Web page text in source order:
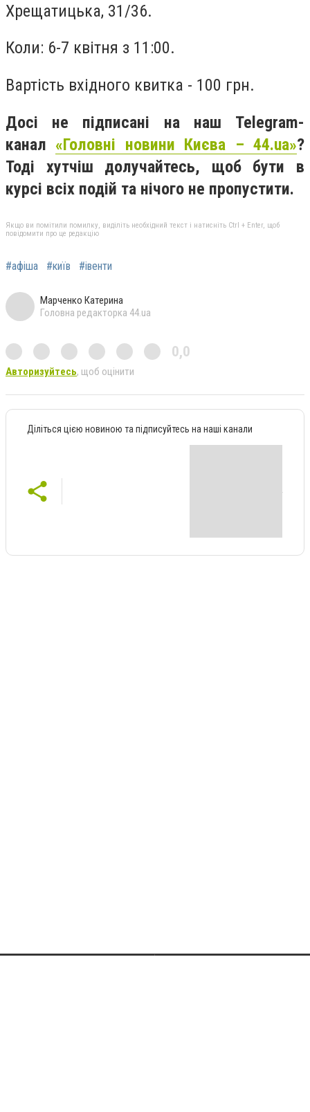
Хрещатицька, 31/36.
Коли: 6-7 квітня з 11:00.
Вартість вхідного квитка - 100 грн.
Досі не підписані на наш Telegram-
канал «Головні новини Києва – 44.ua»?
Тоді хутчіш долучайтесь, щоб бути в
курсі всіх подій та нічого не пропустити.
Якщо ви помітили помилку, виділіть необхідний текст і натисніть Ctrl + Enter, щоб
повідомити про це редакцію
#афіша #київ #івенти
Марченко Катерина
Головна редакторка 44.ua
0,0
Авторизуйтесь, щоб оцінити
Діліться цією новиною та підписуйтесь на наші канали